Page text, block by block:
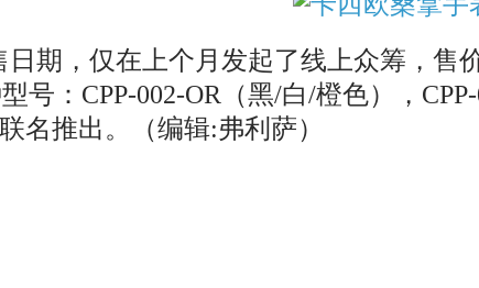
期，仅在上个月发起了线上众筹，售
号：CPP-002-OR（黑/白/橙色），
名推出。（编辑:弗利萨）